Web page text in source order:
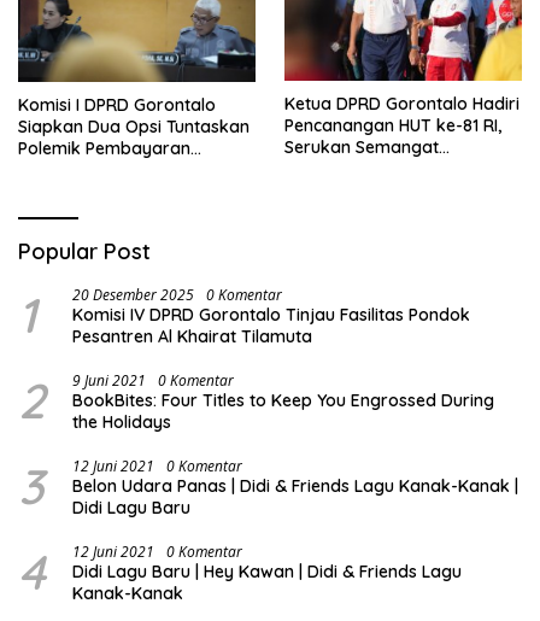
Komisi I DPRD Gorontalo
Siapkan Dua Opsi Tuntaskan
Polemik Pembayaran
Ketua DPRD Gorontalo Hadiri
Pencanangan HUT ke-81 RI,
Serukan Semangat
Popular Post
1 20 Desember 2025 0 Komentar
Komisi IV DPRD Gorontalo Tinjau Fasilitas Pondok
Pesantren Al Khairat Tilamuta
2 9 Juni 2021 0 Komentar
BookBites: Four Titles to Keep You Engrossed During
the Holidays
3 12 Juni 2021 0 Komentar
Belon Udara Panas | Didi & Friends Lagu Kanak-Kanak |
Didi Lagu Baru
4 12 Juni 2021 0 Komentar
Didi Lagu Baru | Hey Kawan | Didi & Friends Lagu
Kanak-Kanak